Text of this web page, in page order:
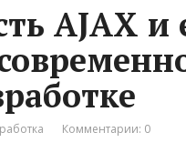
AJAX и
Комментарии: 0